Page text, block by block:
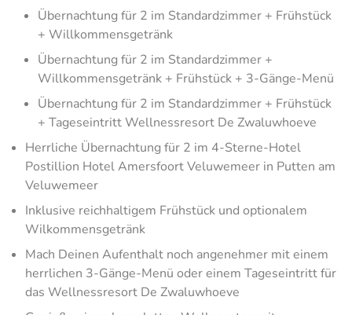
Übernachtung für 2 im Standardzimmer + Frühstück
+ Willkommensgetränk
Übernachtung für 2 im Standardzimmer +
Willkommensgetränk + Frühstück + 3-Gänge-Menü
Übernachtung für 2 im Standardzimmer + Frühstück
+ Tageseintritt Wellnessresort De Zwaluwhoeve
Herrliche Übernachtung für 2 im 4-Sterne-Hotel
Postillion Hotel Amersfoort Veluwemeer in Putten am
Veluwemeer
Inklusive reichhaltigem Frühstück und optionalem
Wilkommensgetränk
Mach Deinen Aufenthalt noch angenehmer mit einem
herrlichen 3-Gänge-Menü oder einem Tageseintritt für
das Wellnessresort De Zwaluwhoeve